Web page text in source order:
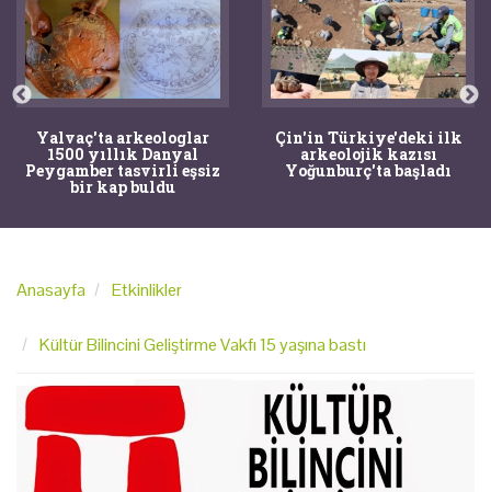
Yalvaç'ta arkeologlar
1500 yıllık Danyal
Peygamber tasvirli eşsiz
bir kap buldu
Çin'in Türkiye'deki ilk
arkeolojik kazısı
Yoğunburç'ta başladı
Anasayfa Etkinlikler
Kültür Bilincini Geliştirme Vakfı 15 yaşına bastı